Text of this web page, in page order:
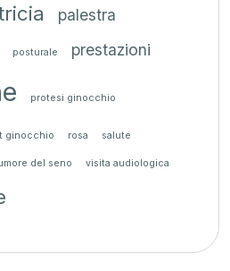
palestra
posturale prestazioni
protesi ginocchio
ginocchio rosa salute
del seno visita audiologica